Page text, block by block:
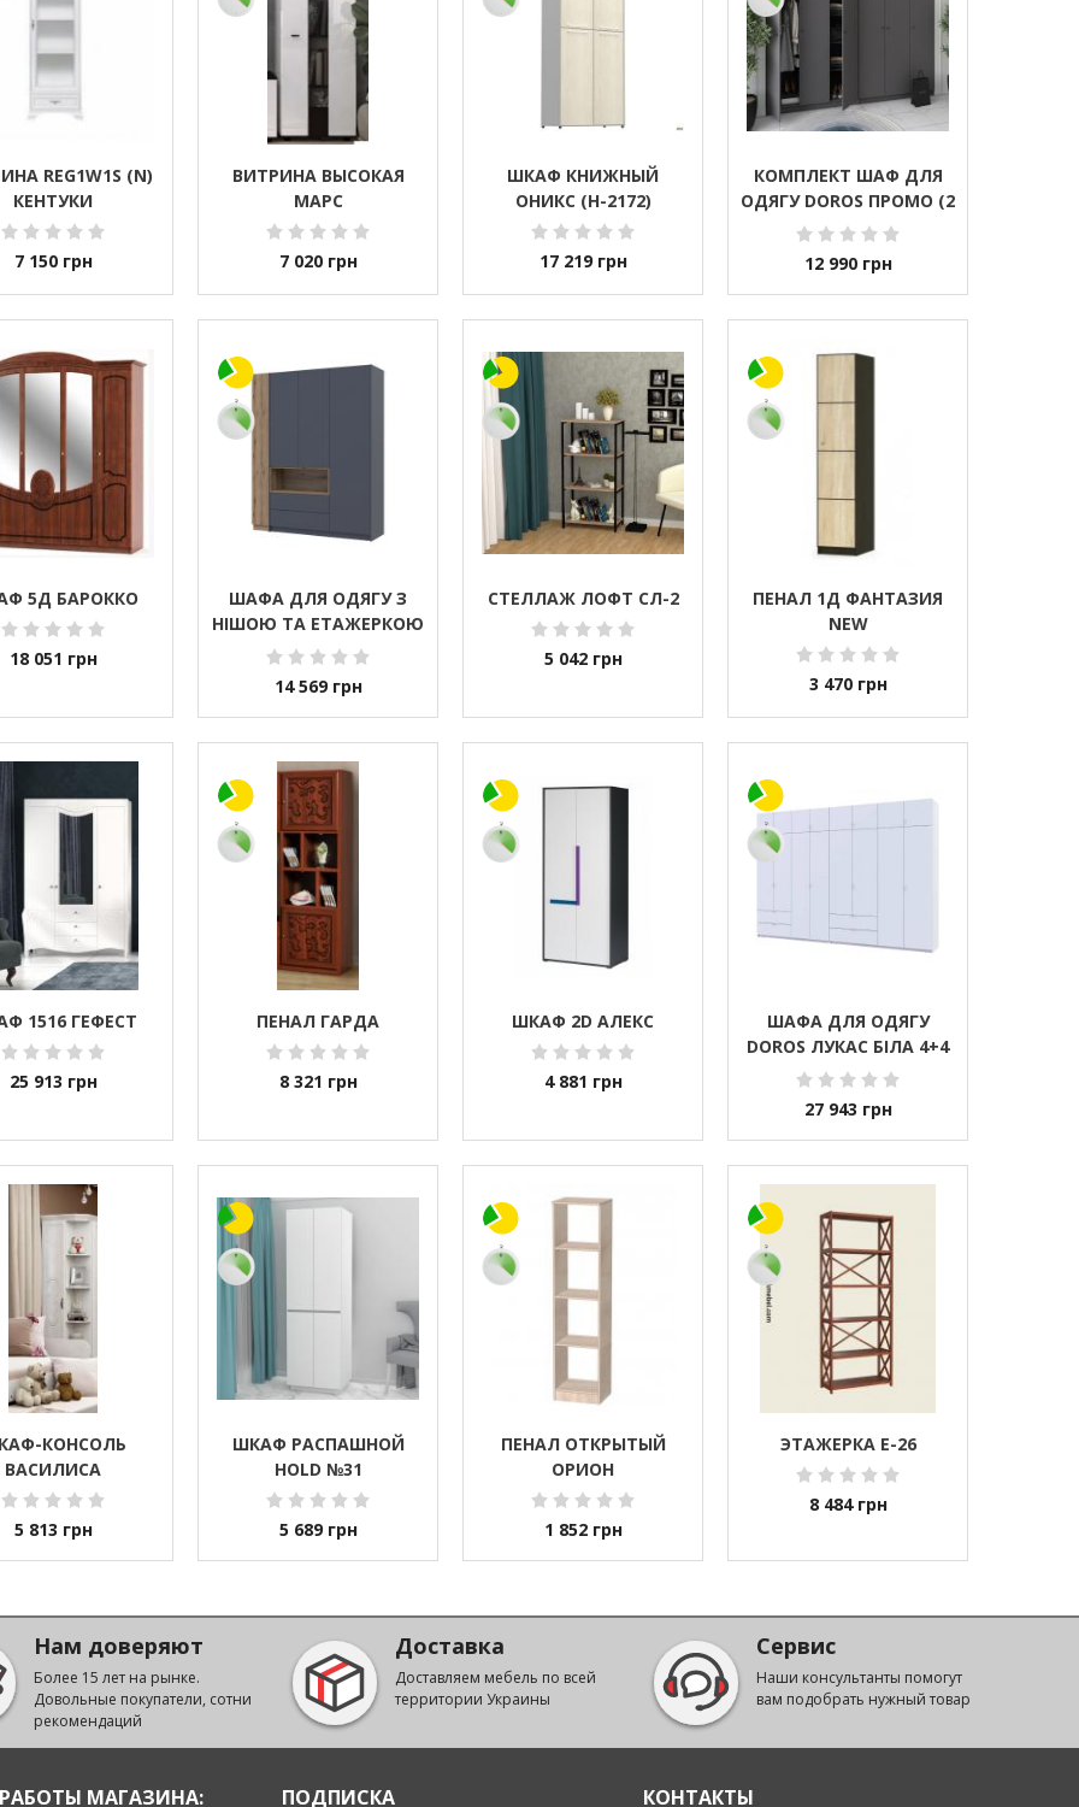
REG1W1S (N)
КЕНТУКИ
7 150 грн
ВИТРИНА ВЫСОКАЯ
МАРС
7 020 грн
ШКАФ КНИЖНЫЙ
ОНИКС (H-2172)
17 219 грн
КОМПЛЕКТ ШАФ ДЛЯ
ОДЯГУ DOROS ПРОМО (2
ШТ.) 270Х48Х204 СМ
12 990 грн
5Д БАРОККО
18 051 грн
ШАФА ДЛЯ ОДЯГУ З
НІШОЮ ТА ЕТАЖЕРКОЮ
DOROS ДЕЙЛ ГРАФІТ/
178Х52Х220 DRS-011736
(42005156)
14 569 грн
СТЕЛЛАЖ ЛОФТ СЛ-2
5 042 грн
ПЕНАЛ 1Д ФАНТАЗИЯ
NEW
3 470 грн
1516 ГЕФЕСТ
25 913 грн
ПЕНАЛ ГАРДА
8 321 грн
ШКАФ 2D АЛЕКС
4 881 грн
ШАФА ДЛЯ ОДЯГУ
DOROS ЛУКАС БІЛА 4+4
ДСП 340Х50Х240 DRS-
27 943 грн
КОНСОЛЬ
ВАСИЛИСА
5 813 грн
ШКАФ РАСПАШНОЙ
HOLD №31
5 689 грн
ПЕНАЛ ОТКРЫТЫЙ
ОРИОН
1 852 грн
ЭТАЖЕРКА Е-26
8 484 грн
Нам доверяют
Более 15 лет на рынке.
Довольные покупатели, сотни
рекомендаций
Доставка
Доставляем мебель по всей
территории Украины
Сервис
Наши консультанты помогут
вам подобрать нужный товар
МАГАЗИНА: ПОДПИСКА КОНТАКТЫ